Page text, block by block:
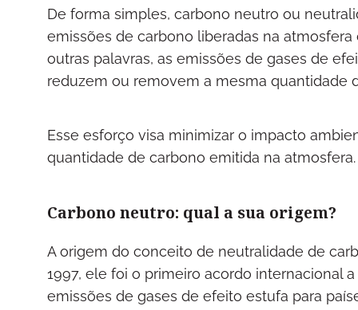
De forma simples, carbono neutro ou
emissões de carbono liberadas na
outras palavras, as emissões de gases de
reduzem ou removem a mesma quantidade
Esse esforço visa minimizar o impacto
quantidade de carbono emitida na atmosfera.
Carbono neutro: qual a sua origem?
A origem do conceito de neutralidade de
1997, ele foi o primeiro acordo internacional
emissões de gases de efeito estufa para